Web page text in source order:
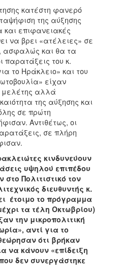
κατέστη φανερό
της αύξησης
και επιφανειακές
να βρει «ατέλειες» σε
ασφαλώς και θα τα
παρατάξεις του κ.
το Ηράκλειο» και του
είχαν
μελέτης αλλά
της αύξησης και
σε πρώτη
Αντιθέτως, οι
σε πλήρη
κινδυνεύουν
υψηλού επιπέδου
Πολιτιστικό τον
διευθυντής κ.
έτοιμο το πρόγραμμα
τα τέλη Οκτωβρίου)
την μικροπολιτική
αντί για το
ότι βρήκαν
να κάνουν «επίδειξη
δεν συνεργάστηκε